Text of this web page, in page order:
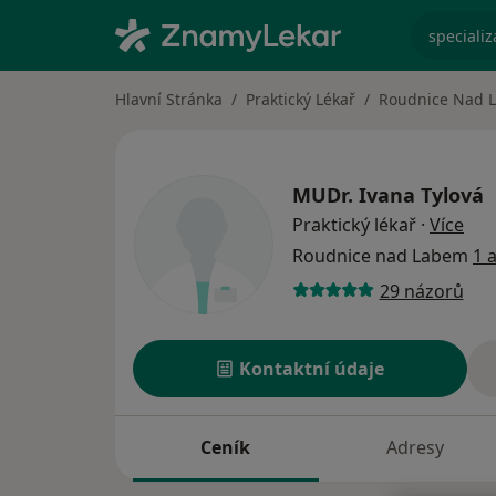
Hlavní Stránka Praktický Lékař Roudnice Nad
MUDr. Ivana Tylová
Praktický lékař · Více
Roudnice nad Labem 1
29 názorů
Kontaktní údaje
Ceník Adresy